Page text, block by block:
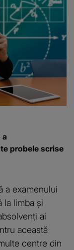
a
probele scrise
a examenului
la limba și
ai
această
centre din